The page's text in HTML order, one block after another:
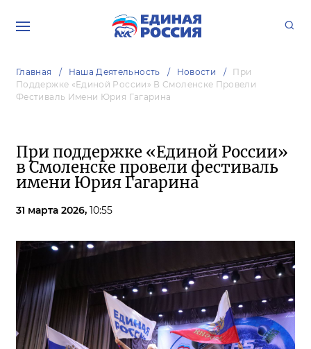
Главная Наша Деятельность Новости
При
Поддержке «Единой России» В Смоленске Провели
Фестиваль Имени Юрия Гагарина
При поддержке «Единой России»
в Смоленске провели фестиваль
имени Юрия Гагарина
31 марта 2026, 10:55